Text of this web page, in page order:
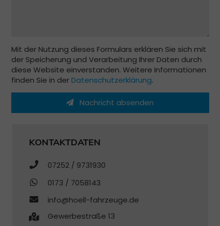
Mit der Nutzung dieses Formulars erklären Sie sich mit
der Speicherung und Verarbeitung Ihrer Daten durch
diese Website einverstanden. Weitere Informationen
finden Sie in derDatenschutzerklärung.
Nachricht absenden
KONTAKTDATEN
07252 / 9731930
0173 / 7058143
info@hoell-fahrzeuge.de
Gewerbestraße 13